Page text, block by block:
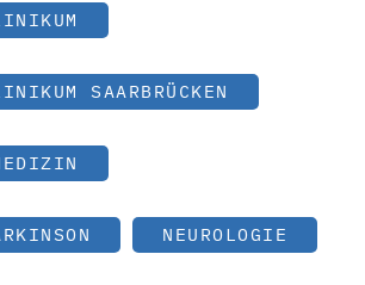
SAARBRÜCKEN
NEUROLOGIE